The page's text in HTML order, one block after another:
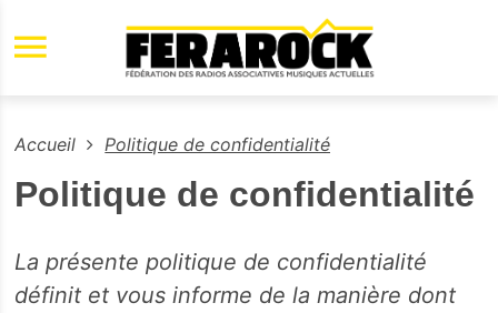
Aller au contenu principal
Accueil Politique de confidentialité
Politique de confidentialité
La présente politique de confidentialité
définit et vous informe de la manière dont